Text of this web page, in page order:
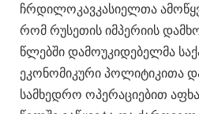
ჩრდილოკავკასიელთა
რომ რუსეთის იმპერიის
წლებში დამოუკიდებელმა
ეკონომიკური პოლიტიკითა
სამხედრო ოპერაციებით